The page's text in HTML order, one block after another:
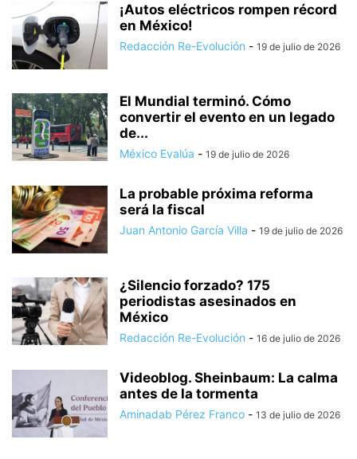
¡Autos eléctricos rompen récord
en México!
Redacción Re-Evolución - 19 de julio de 2026
El Mundial terminó. Cómo
convertir el evento en un legado
de...
México Evalúa - 19 de julio de 2026
La probable próxima reforma
será la fiscal
Juan Antonio García Villa - 19 de julio de 2026
¿Silencio forzado? 175
periodistas asesinados en
México
Redacción Re-Evolución - 16 de julio de 2026
Videoblog. Sheinbaum: La calma
antes de la tormenta
Aminadab Pérez Franco - 13 de julio de 2026